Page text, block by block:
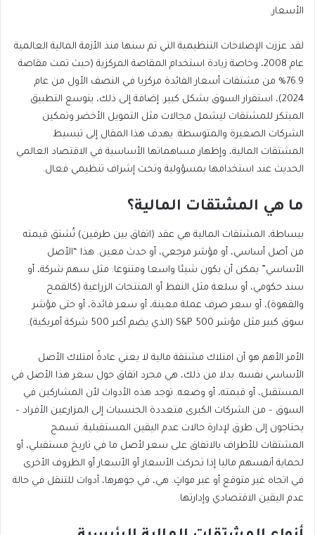
الأسعار.
لقد عززت الإصلاحات التنظيمية التي تم سنها منذ الأزمة المالية العالمية
عام 2008، وخاصة زيادة استخدام المقاصة المركزية (حيث تمت مقاصة
76.9% من مشتقات أسعار الفائدة مركزيا في النصف الأول من عام
2024)، استقرار السوق بشكل كبير. إضافة إلى ذلك، يتوسع التطبيق
المبتكر للمشتقات ليشمل مجالات مثل التمويل الأخضر وتمكين
الشركات الصغيرة والمتوسطة. يهدف هذا المقال إلى تبسيط
المشتقات المالية، وإظهار مساهماتها الأساسية في الاقتصاد العالمي
الحديث عند استخدامها بمسؤولية وتحت إشراف تنظيمي فعال.
ما هي المشتقات المالية؟
ببساطة، المشتقات المالية هي عقد (اتفاق بين طرفين) تُشتق قيمته
من أصل أساسي، أو مؤشر مرجعي، أو حدث معين. هذا “الأصل
الأساسي” يمكن أن يكون شيئا واسعا ومتنوعا: مثل سهم شركة، أو
سند حكومي، أو سلعة مثل النفط أو المنتجات الزراعية (كالقمح
والقهوة)، أو سعر صرف عملة معينة، أو سعر فائدة، أو حتى مؤشر
سوق كبير مثل مؤشر S&P 500 (الذي يضم أكبر 500 شركة أمريكية).
الأمر الأهم هو أن امتلاك مشتقة مالية لا يعني عادةً امتلاك الأصل
الأساسي نفسه. بدلا من ذلك، هي مجرد اتفاق حول سعر هذا الأصل في
المستقبل، أو قيمته، أو وضعه. توجد هذه الأدوات لأن المشاركين في
السوق – من الشركات الكبرى متعددة الجنسيات إلى المزارعين الأفراد –
يحتاجون إلى طرق لإدارة حالات عدم اليقين المستقبلية. تسمح
المشتقات للأطراف بالاتفاق على سعر لأصل ما في تاريخ مستقبلي، أو
لحماية أنفسهم ماليا إذا تحركت الأسعار أو الأسعار أو الظروف الأخرى
في اتجاه غير متوقع أو غير مواتٍ. هي، في جوهرها، أدوات للتنقل في حالة
عدم اليقين الاقتصادي وإدارتها.